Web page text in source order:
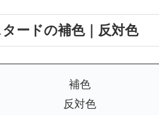
ードの補色｜反対色
補色
反対色